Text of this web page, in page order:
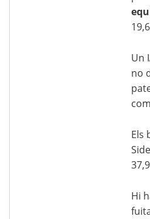
Un
no
Els
Hi